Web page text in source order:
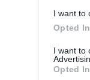
I want to
Opted In
I want to
Opted In